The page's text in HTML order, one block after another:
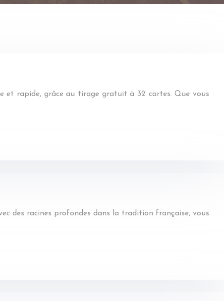
et rapide, grâce au tirage gratuit à 32 cartes. Que vous
des racines profondes dans la tradition française, vous